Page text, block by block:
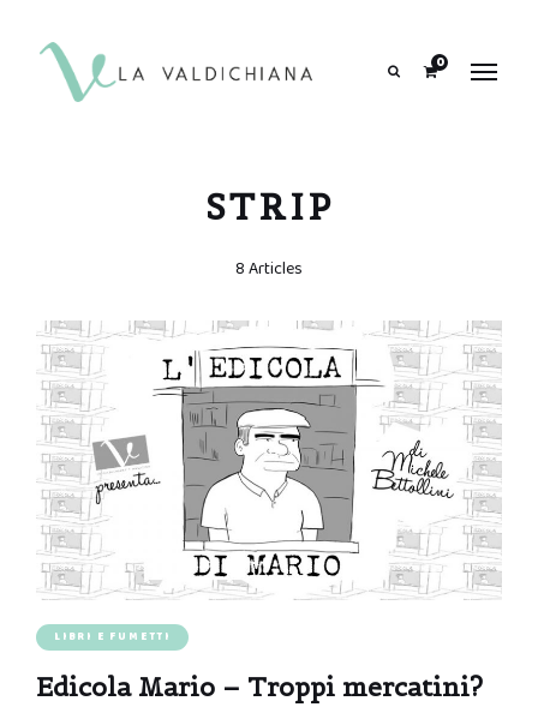
0
STRIP
8 Articles
LIBRI E FUMETTI
Edicola Mario – Troppi mercatini?